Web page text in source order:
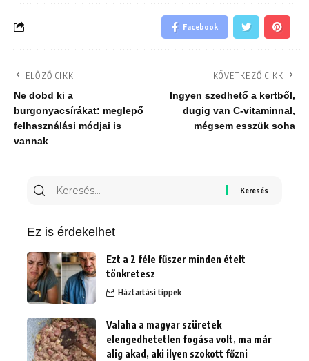
Facebook
ELŐZŐ CIKK
Ne dobd ki a
burgonyacsírákat: meglepő
felhasználási módjai is
vannak
KÖVETKEZŐ CIKK
Ingyen szedhető a kertből,
dugig van C-vitaminnal,
mégsem esszük soha
Keresés
Ez is érdekelhet
Ezt a 2 féle fűszer minden ételt
tönkretesz
Háztartási tippek
Valaha a magyar szüretek
elengedhetetlen fogása volt, ma már
alig akad, aki ilyen szokott főzni